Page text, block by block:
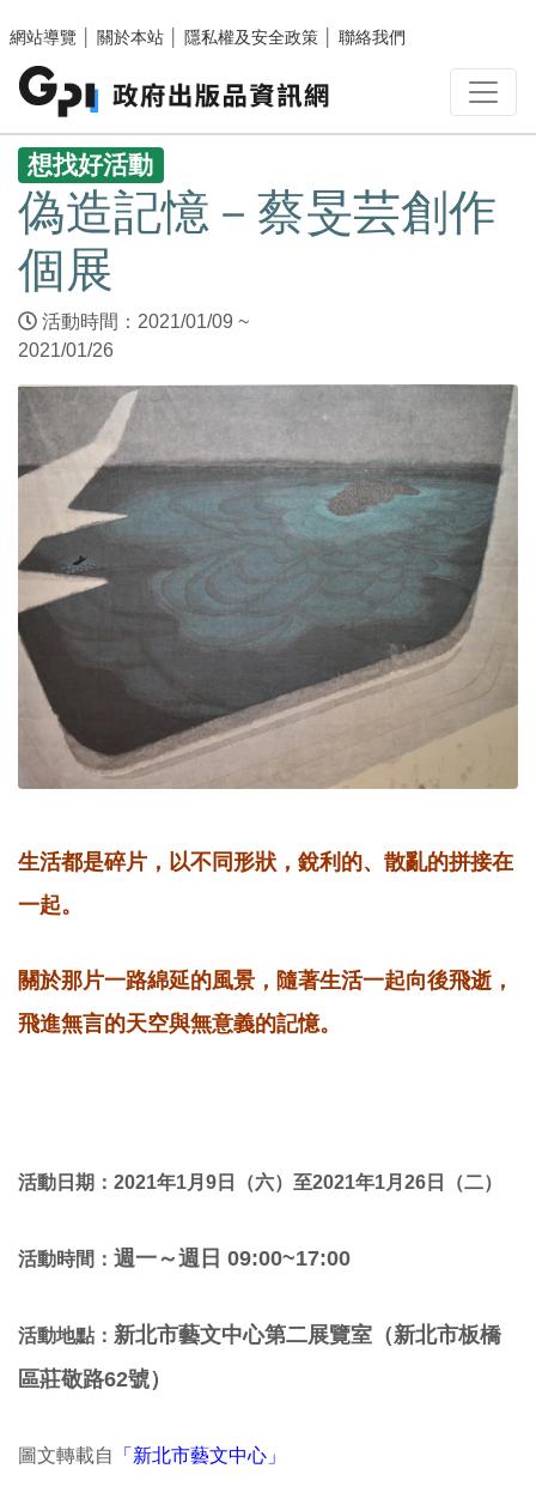
網站導覽
關於本站 隱私權及安全政策 聯絡我們
:::
想找好活動
偽造記憶－蔡旻芸創作
個展
活動時間：2021/01/09 ~
2021/01/26
生活都是碎片，以不同形狀，銳利的、散亂的拼接在
一起。
關於那片一路綿延的風景，隨著生活一起向後飛逝，
飛進無言的天空與無意義的記憶。
活動日期：2021年1月9日（六）至2021年1月26日（二）
活動時間： 週一～週日 09:00~17:00
活動地點： 新北市藝文中心第二展覽室（新北市板橋
區莊敬路62號）
圖文轉載自 「新北市藝文中心」